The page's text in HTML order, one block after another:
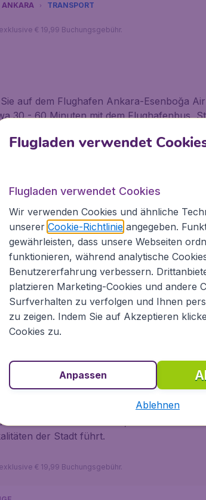
ANKARA TRANSPORT
€ 19,99 Buchungsgebühr.
auf dem Flughafen Ankara-Esenboğa
30 - 60 Minuten mit dem Flughafenbus,
der Esenboğa Taxi, der sieben Tage
Verkersbedingung dauert eine Fahrt in
30 (ca. 10 – 15€).
dem Esenboğa-Flughafen und dem
dauert ungefähr 45 Minuten und
kaufen.
dem Terminal. Die Linie 442 verbindet die
Busbahnhof Aşti mit dem Flughafen. Eine
und kostes TRY 5 (ca. 2€).
so sehr wie in Istanbul - vor allem
in Ankara ist nicht teuer, ist aber oft
zum Taxi ist die U-Bahn, die zur Zeit aus
der Stadt führt.
€ 19,99 Buchungsgebühr.
Flugladen verwendet
Flugladen verwendet Cookies
Wir verwenden Cookies und ähnliche
unserer Cookie-Richtlinieangegeben.
gewährleisten, dass unsere Webseiten
funktionieren, während analytische
Benutzererfahrung verbessern.
platzieren Marketing-Cookies und andere
Surfverhalten zu verfolgen und Ihnen
zu zeigen. Indem Sie auf Akzeptieren
Cookies zu.
Anpassen
Ablehnen